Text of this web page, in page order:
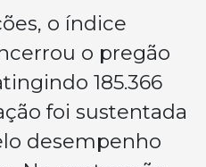
o índice
o pregão
185.366
foi sustentada
desempenho